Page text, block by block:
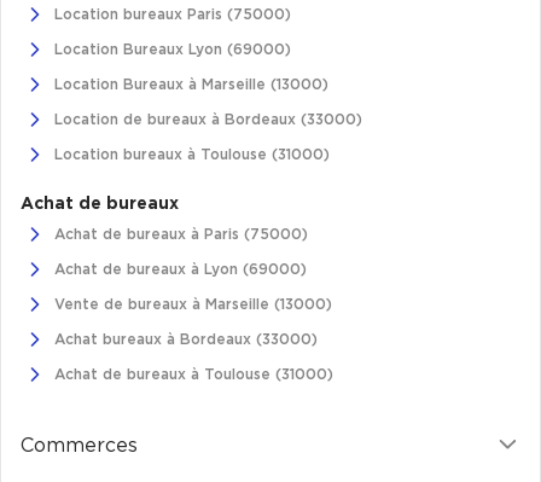
Bureaux privés à Neuilly-sur-Seine
Bureaux privés à Lille
Plateaux opérés
Plateaux opérés à Lyon
Plateaux opérés à Saint-Ouen
Plateaux opérés à Boulogne-Billancourt
Collections Flex / Coworking
Location bureaux Paris (75000)
Location Bureaux Lyon (69000)
Location Bureaux à Marseille (13000)
Location de bureaux à Bordeaux (33000)
Location bureaux à Toulouse (31000)
Achat de bureaux
Achat de bureaux à Paris (75000)
Achat de bureaux à Lyon (69000)
Vente de bureaux à Marseille (13000)
Achat bureaux à Bordeaux (33000)
Achat de bureaux à Toulouse (31000)
Commerces